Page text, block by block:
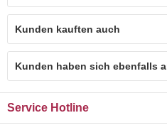
Kunden kauften auch
Kunden haben sich ebenfalls
Service Hotline